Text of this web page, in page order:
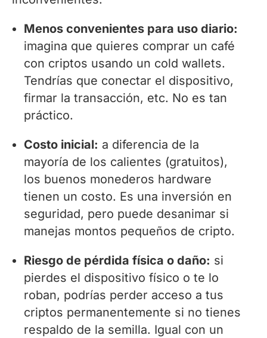
Menos convenientes para uso diario:
imagina que quieres comprar un café
con criptos usando un cold wallets.
Tendrías que conectar el dispositivo,
firmar la transacción, etc. No es tan
práctico.
Costo inicial: a diferencia de la
mayoría de los calientes (gratuitos),
los buenos monederos hardware
tienen un costo. Es una inversión en
seguridad, pero puede desanimar si
manejas montos pequeños de cripto.
Riesgo de pérdida física o daño: si
pierdes el dispositivo físico o te lo
roban, podrías perder acceso a tus
criptos permanentemente si no tienes
respaldo de la semilla. Igual con un